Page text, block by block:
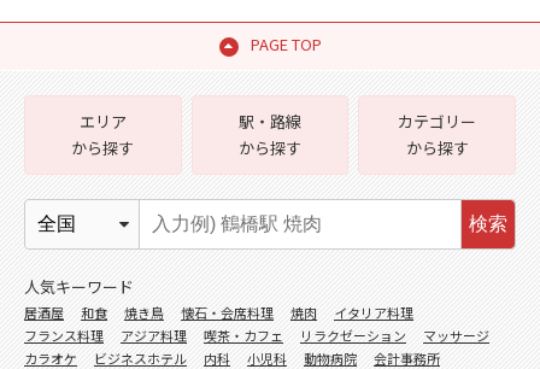
PAGE TOP
エリア
から探す
駅・路線
から探す
カテゴリー
から探す
検索
人気キーワード
居酒屋 和食 焼き鳥 懐石・会席料理 焼肉
イタリア料理
フランス料理
アジア料理 喫茶・カフェ リラクゼーション
マッサージ
カラオケ
ビジネスホテル 内科 小児科 動物病院
会計事務所